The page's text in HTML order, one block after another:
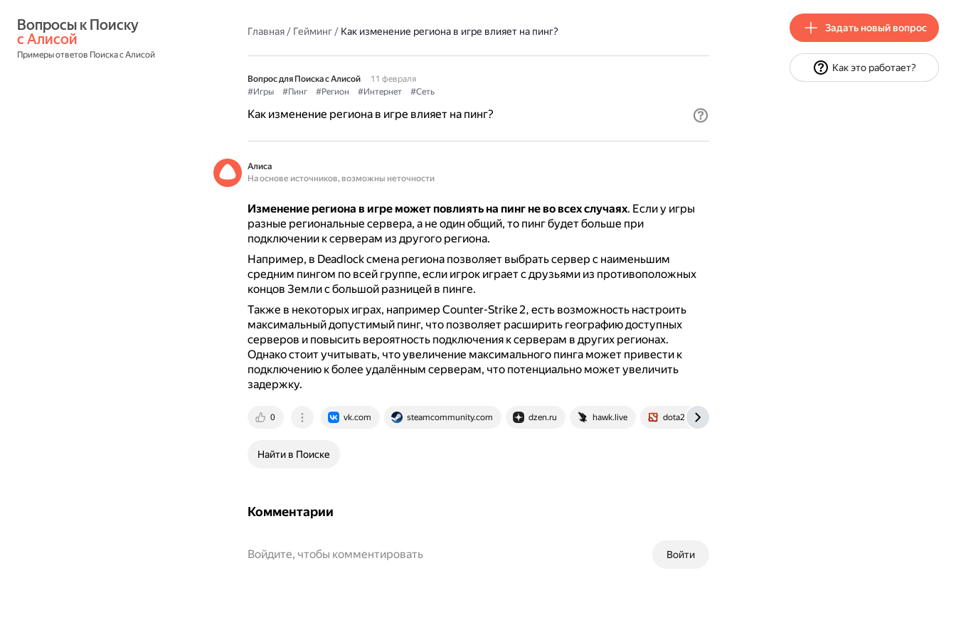
с Алисой
Примеры ответов Поиска с Алисой
Главная/ Гейминг/ Как изменение региона в игре влияет на пинг?
Вопрос для Поиска с Алисой
11 февраля
#Игры
#Пинг #Регион #Интернет #Сеть
Как изменение региона в игре влияет на пинг?
Алиса
На основе источников, возможны неточности
Изменение региона в игре может повлиять на пинг не во всех случаях. Если у игры
разные региональные сервера, а не один общий, то пинг будет больше при
подключении к серверам из другого региона.
Например, в Deadlock смена региона позволяет выбрать сервер с наименьшим
средним пингом по всей группе, если игрок играет с друзьями из противоположных
концов Земли с большой разницей в пинге.
Также в некоторых играх, например Counter-Strike 2, есть возможность настроить
максимальный допустимый пинг, что позволяет расширить географию доступных
серверов и повысить вероятность подключения к серверам в других регионах.
Однако стоит учитывать, что увеличение максимального пинга может привести к
подключению к более удалённым серверам, что потенциально может увеличить
задержку.
0 vk.com steamcommunity.com dzen.ru hawk.live dota2.ru
Найти в Поиске
Комментарии
Войти
Войдите, чтобы комментировать
Задать новый вопрос
Как это работает?